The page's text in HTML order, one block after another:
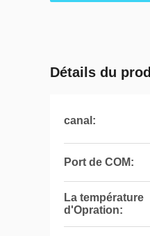
Détails du
canal:
Port de COM:
La température
d'Opration: